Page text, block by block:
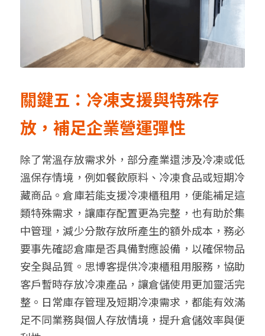
關鍵五：冷凍支援與特殊存
放，補足企業營運彈性
除了常溫存放需求外，部分產業還涉及冷凍或低
溫保存情境，例如餐飲原料、冷凍食品或短期冷
藏商品。倉庫若能支援冷凍櫃租用，便能補足這
類特殊需求，讓庫存配置更為完整，也有助於集
中管理，減少分散存放所產生的額外成本 ， 務必
要事先確認倉庫是否具備對應設備，以確保物品
安全與品質。思博客提供冷凍櫃租用服務，協助
客戶暫時存放冷凍產品，讓倉儲使用更加靈活完
整。日常庫存管理及短期冷凍需求，都能有效滿
足不同業務與個人存放情境，提升倉儲效率與便